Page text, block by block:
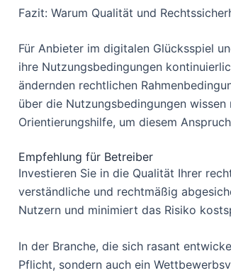
Fazit: Warum Qualität und
Für Anbieter im digitalen Glücksspiel
ihre Nutzungsbedingungen
ändernden rechtlichen
über die Nutzungsbedingungen
Orientierungshilfe, um diesem
Empfehlung für Betreiber
Investieren Sie in die Qualität Ihrer
verständliche und rechtmäßig
Nutzern und minimiert das Risiko
In der Branche, die sich rasant
Pflicht, sondern auch ein